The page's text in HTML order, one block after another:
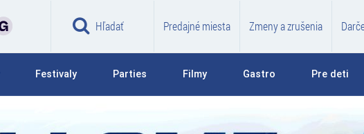
Hľadať Predajné miesta Zmeny a zrušenia
Festivaly Parties Filmy Gastro Pre deti